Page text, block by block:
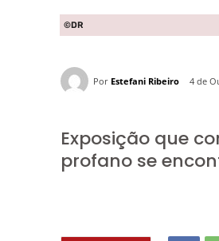
©DR
Por Estefani Ribeiro 4 de
Exposição que
profano se